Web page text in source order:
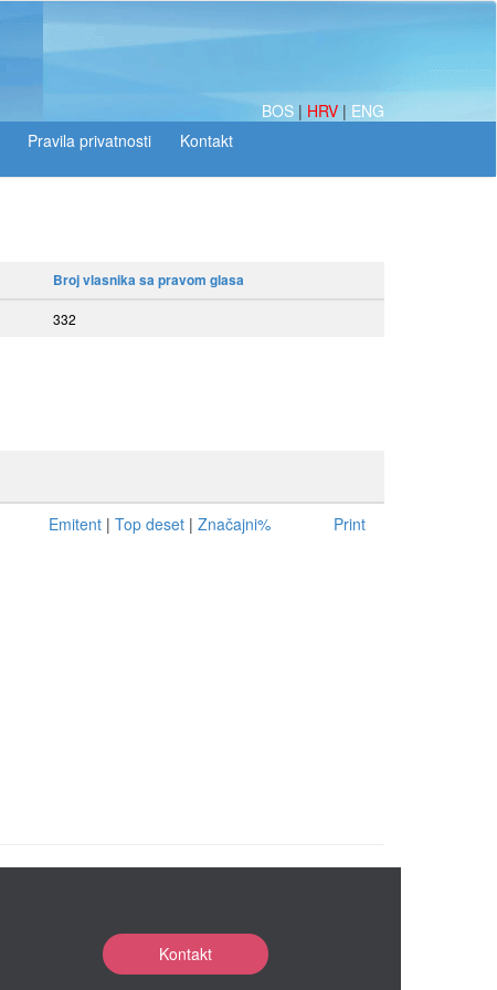
BOS | HRV | ENG
Broj vlasnika sa pravom glasa
332
Emitent | Top deset | Značajni% Print
Kontakt